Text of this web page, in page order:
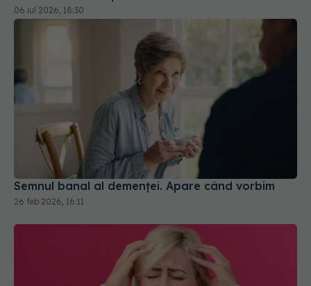
Semnul banal al demenței. Apare când vorbim
26 feb 2026, 16:11